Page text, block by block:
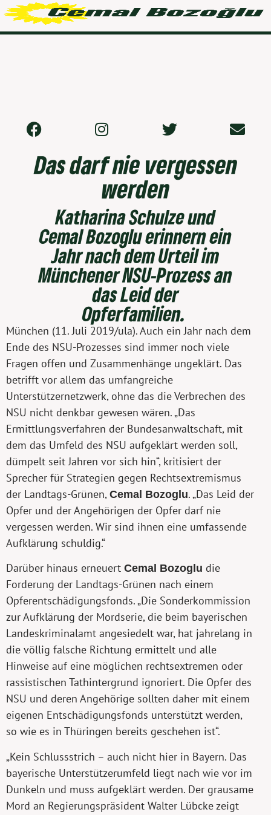
Das darf nie vergessen
werden
Katharina Schulze und
Cemal Bozoglu erinnern ein
Jahr nach dem Urteil im
Münchener NSU-Prozess an
das Leid der
Opferfamilien.
München (11. Juli 2019/ula). Auch ein Jahr nach dem
Ende des NSU-Prozesses sind immer noch viele
Fragen offen und Zusammenhänge ungeklärt. Das
betrifft vor allem das umfangreiche
Unterstützernetzwerk, ohne das die Verbrechen des
NSU nicht denkbar gewesen wären. „Das
Ermittlungsverfahren der Bundesanwaltschaft, mit
dem das Umfeld des NSU aufgeklärt werden soll,
dümpelt seit Jahren vor sich hin“, kritisiert der
Sprecher für Strategien gegen Rechtsextremismus
der Landtags-Grünen, Cemal Bozoglu. „Das Leid der
Opfer und der Angehörigen der Opfer darf nie
vergessen werden. Wir sind ihnen eine umfassende
Aufklärung schuldig.“
Darüber hinaus erneuert Cemal Bozoglu die
Forderung der Landtags-Grünen nach einem
Opferentschädigungsfonds. „Die Sonderkommission
zur Aufklärung der Mordserie, die beim bayerischen
Landeskriminalamt angesiedelt war, hat jahrelang in
die völlig falsche Richtung ermittelt und alle
Hinweise auf eine möglichen rechtsextremen oder
rassistischen Tathintergrund ignoriert. Die Opfer des
NSU und deren Angehörige sollten daher mit einem
eigenen Entschädigungsfonds unterstützt werden,
so wie es in Thüringen bereits geschehen ist“.
„Kein Schlussstrich – auch nicht hier in Bayern. Das
bayerische Unterstützerumfeld liegt nach wie vor im
Dunkeln und muss aufgeklärt werden. Der grausame
Mord an Regierungspräsident Walter Lübcke zeigt